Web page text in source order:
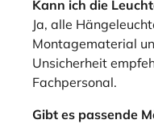
Kann ich die
Ja, alle
Montagematerial
Unsicherheit
Fachpersonal.
Gibt es passende